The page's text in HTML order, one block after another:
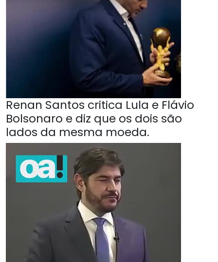
Renan Santos critica Lula e Flávio
Bolsonaro e diz que os dois são
lados da mesma moeda.